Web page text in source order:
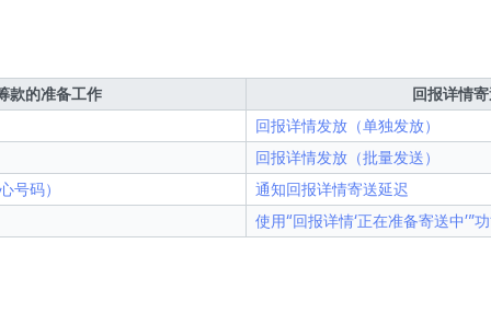
款的准备工作
回报详情
回报详情发放（单独发放）
回报详情发放（批量发送）
号码）
通知回报详情寄送延迟
使用“回报详情‘正在准备寄送中’”